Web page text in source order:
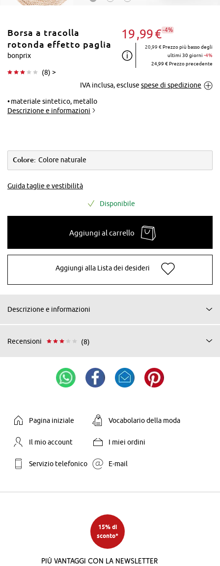
ingrandire
Borsa a tracolla
rotonda effetto paglia
bonprix
(8) >
19 99€-4%
20,99 €Prezzo più basso degli
ultimi 30 giorni -4%
24,99 € Prezzo precedente
IVA inclusa, escluse spese di spedizione
materiale sintetico, metallo
Descrizione e informazioni
Colore: Colore naturale
Guida taglie e vestibilità
Disponibile
Aggiungi al carrello
Aggiungi alla Lista dei desideri
Descrizione e informazioni
Recensioni (8)
Pagina iniziale Vocabolario della moda
Il mio account I miei ordini
Servizio telefonico E-mail
15% di
sconto*
Più vantaggi con la newsletter